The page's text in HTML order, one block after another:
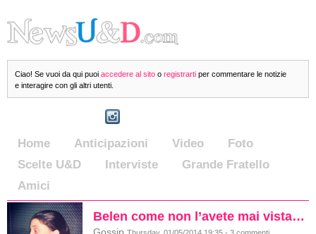
Ciao! Se vuoi da qui puoi accedere al sito o registrarti per commentare le notizie
e interagire con gli altri utenti.
Home Anticipazioni Video
Foto
Scelte U&D
Interviste
Grande Fratello
Amici
Belen come non l’avete mai vista…